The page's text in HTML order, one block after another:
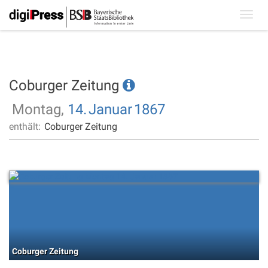
Coburger Zeitung
Montag, 14.Januar1867
enthält: Coburger Zeitung
Coburger Zeitung